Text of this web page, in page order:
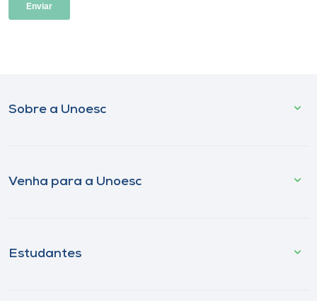
Sobre a Unoesc
Venha para a Unoesc
Estudantes